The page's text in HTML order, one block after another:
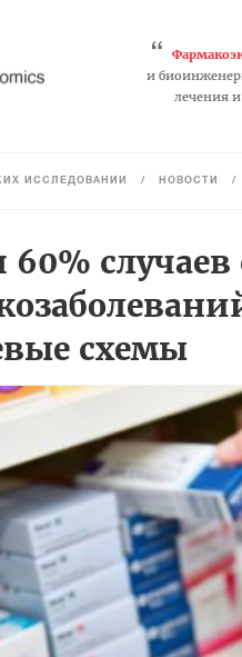
“
и
лечения
ИССЛЕДОВАНИЙ / НОВОСТИ /
случаев
схемы